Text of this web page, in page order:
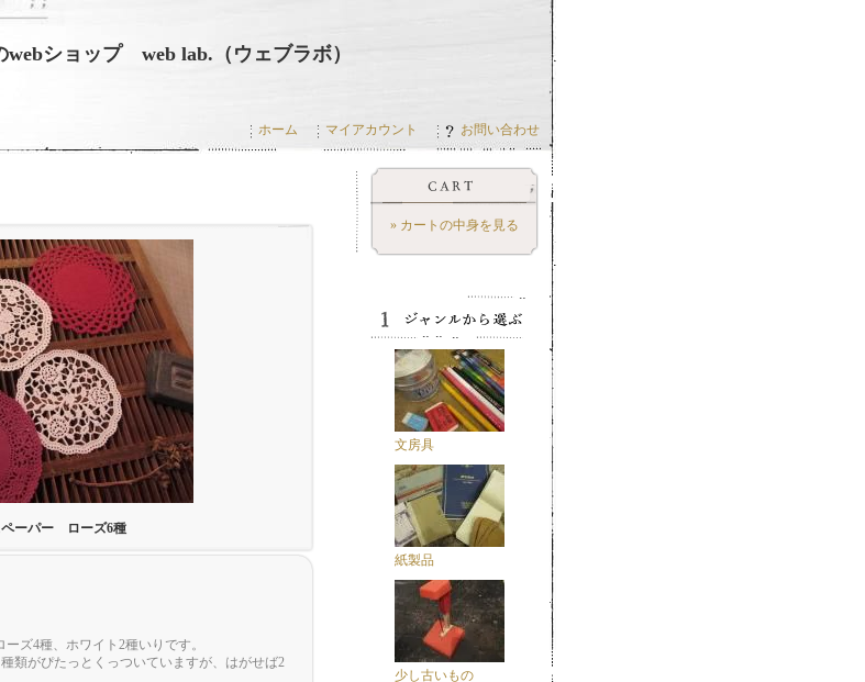
ショップ web lab.（ウェブラボ）
ホーム マイアカウント お問い合わせ
ーパー ローズ6種
ズ4種、ホワイト2種いりです。
類がぴたっとくっついていますが、はがせば2
» カートの中身を見る
文房具
紙製品
少し古いもの